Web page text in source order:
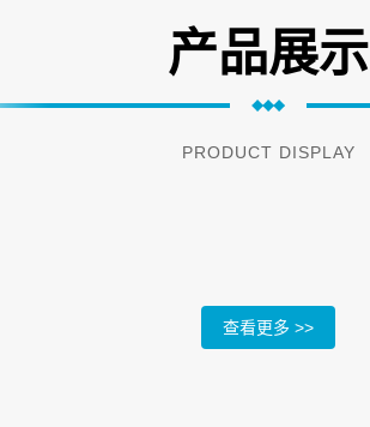
产品展示
PRODUCT DISPLAY
查看更多 >>